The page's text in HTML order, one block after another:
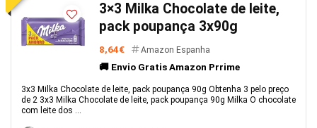
3×3 Milka Chocolate de leite,
pack poupança 3x90g
8,64€ Amazon Espanha
🚚 Envio Gratis Amazon Prrime
3x3 Milka Chocolate de leite, pack poupança 90g Obtenha 3 pelo preço
de 2 3x3 Milka Chocolate de leite, pack poupança 90g Milka O chocolate
com leite dos ...